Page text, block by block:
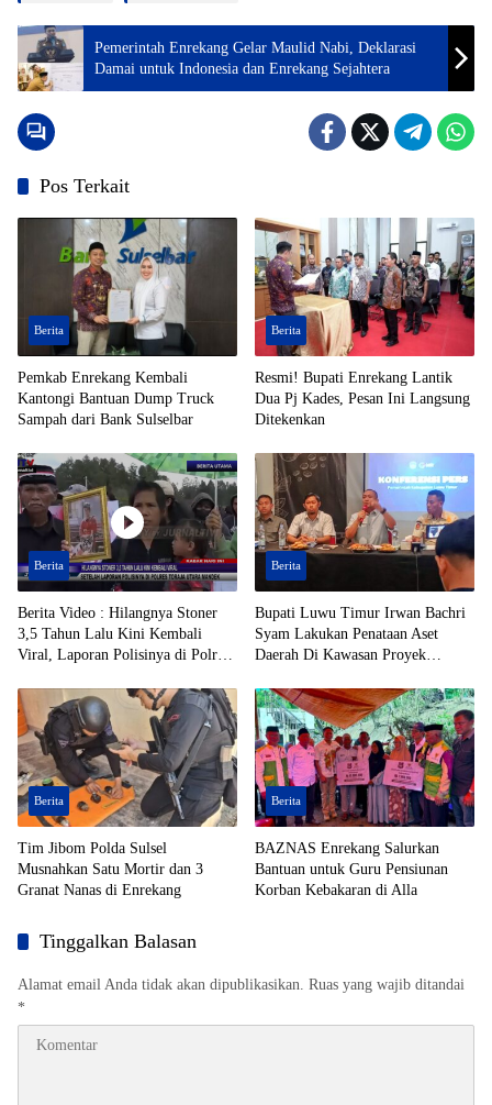
Pemerintah Enrekang Gelar Maulid Nabi, Deklarasi
Damai untuk Indonesia dan Enrekang Sejahtera
Pos Terkait
Berita
Pemkab Enrekang Kembali
Kantongi Bantuan Dump Truck
Sampah dari Bank Sulselbar
Berita
Resmi! Bupati Enrekang Lantik
Dua Pj Kades, Pesan Ini Langsung
Ditekenkan
Berita
Berita Video : Hilangnya Stoner
3,5 Tahun Lalu Kini Kembali
Viral, Laporan Polisinya di Polres
Berita
Bupati Luwu Timur Irwan Bachri
Syam Lakukan Penataan Aset
Daerah Di Kawasan Proyek
Berita
Tim Jibom Polda Sulsel
Musnahkan Satu Mortir dan 3
Granat Nanas di Enrekang
Berita
BAZNAS Enrekang Salurkan
Bantuan untuk Guru Pensiunan
Korban Kebakaran di Alla
Tinggalkan Balasan
Alamat email Anda tidak akan dipublikasikan. Ruas yang wajib ditandai
*